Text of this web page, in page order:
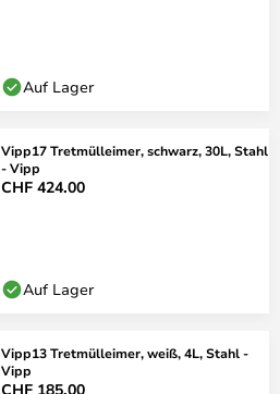
Auf Lager
Vipp17 Tretmülleimer, schwarz, 30L, Stahl
- Vipp
CHF 424.00
Auf Lager
Vipp13 Tretmülleimer, weiß, 4L, Stahl -
Vipp
CHF 185.00